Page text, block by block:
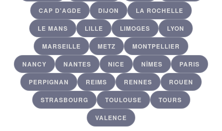
CAP D'AGDE
DIJON
LA ROCHELLE
LE MANS
LILLE LIMOGES
LYON
MARSEILLE
METZ
MONTPELLIER
NANCY
NANTES NICE NÎMES
PARIS
PERPIGNAN
REIMS RENNES
ROUEN
STRASBOURG
TOULOUSE
TOURS
VALENCE